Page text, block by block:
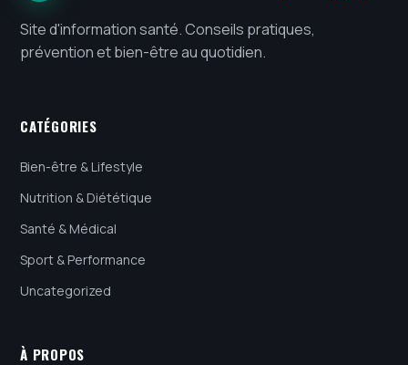
Site d'information santé. Conseils pratiques,
prévention et bien-être au quotidien.
CATÉGORIES
Bien-être & Lifestyle
Nutrition & Diététique
Santé & Médical
Sport & Performance
Uncategorized
À PROPOS